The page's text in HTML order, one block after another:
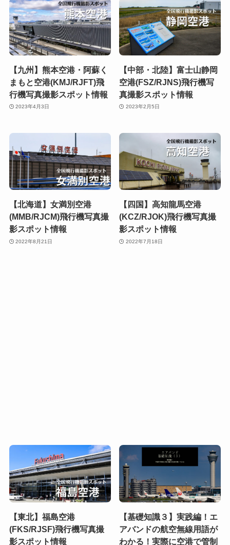
【九州】熊本空港・阿蘇く
まもと空港(KMJ/RJFT)飛
行機写真撮影スポット情報
2023年4月3日
【中部・北陸】富士山静岡
空港(FSZ/RJNS)飛行機写
真撮影スポット情報
2023年2月5日
【北海道】女満別空港
(MMB/RJCM)飛行機写真撮
影スポット情報
2022年8月21日
【四国】高知龍馬空港
(KCZ/RJOK)飛行機写真撮
影スポット情報
2022年7月18日
【東北】福島空港
(FKS/RJSF)飛行機写真撮
影スポット情報
【基礎知識３】実践編！エ
アバンドの航空無線用語が
わかる！実際に空港で管制